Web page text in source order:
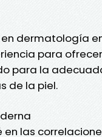
dermatología
para
para la
de la piel.
en las